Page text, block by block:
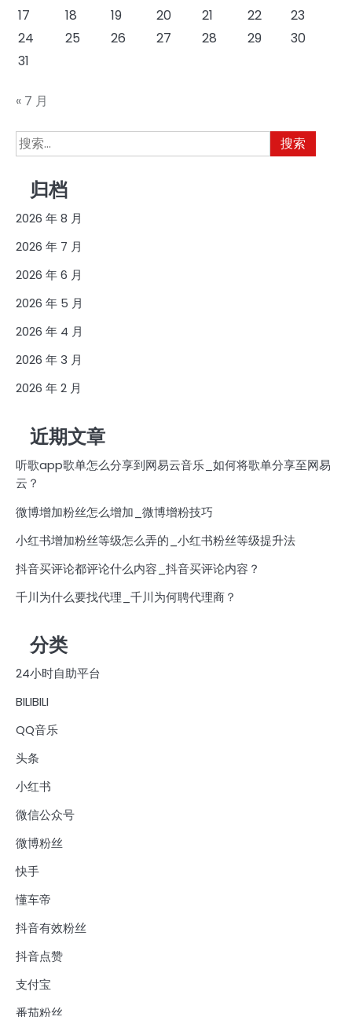
17
18 19 20 21 22
23
24
25 26 27 28 29
30
31
« 7 月
搜
索：
归档
2026 年 8 月
2026 年 7 月
2026 年 6 月
2026 年 5 月
2026 年 4 月
2026 年 3 月
2026 年 2 月
近期文章
听歌app歌单怎么分享到网易云音乐_如何将歌单分享至网易
云？
微博增加粉丝怎么增加_微博增粉技巧
小红书增加粉丝等级怎么弄的_小红书粉丝等级提升法
抖音买评论都评论什么内容_抖音买评论内容？
千川为什么要找代理_千川为何聘代理商？
分类
24小时自助平台
BILIBILI
QQ音乐
头条
小红书
微信公众号
微博粉丝
快手
懂车帝
抖音有效粉丝
抖音点赞
支付宝
番茄粉丝